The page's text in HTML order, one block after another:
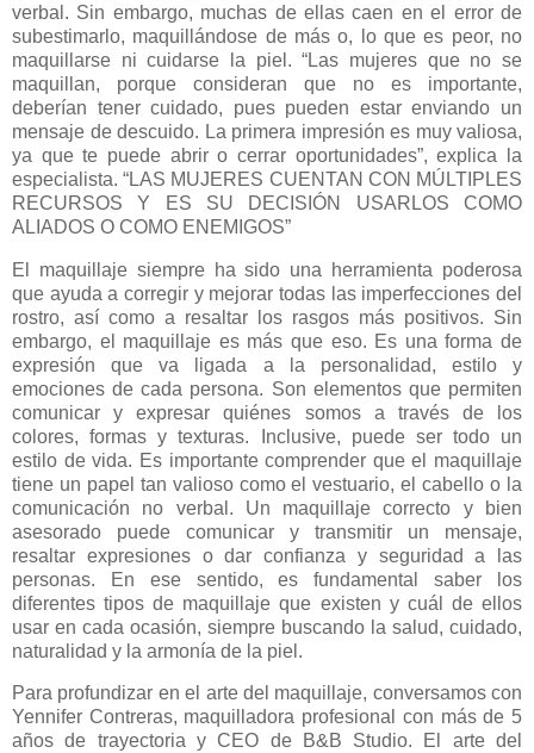
verbal. Sin embargo, muchas de ellas caen en el error de
subestimarlo, maquillándose de más o, lo que es peor, no
maquillarse ni cuidarse la piel. “Las mujeres que no se
maquillan, porque consideran que no es importante,
deberían tener cuidado, pues pueden estar enviando un
mensaje de descuido. La primera impresión es muy valiosa,
ya que te puede abrir o cerrar oportunidades”, explica la
especialista. “LAS MUJERES CUENTAN CON MÚLTIPLES
RECURSOS Y ES SU DECISIÓN USARLOS COMO
ALIADOS O COMO ENEMIGOS”
El maquillaje siempre ha sido una herramienta poderosa
que ayuda a corregir y mejorar todas las imperfecciones del
rostro, así como a resaltar los rasgos más positivos. Sin
embargo, el maquillaje es más que eso. Es una forma de
expresión que va ligada a la personalidad, estilo y
emociones de cada persona. Son elementos que permiten
comunicar y expresar quiénes somos a través de los
colores, formas y texturas. Inclusive, puede ser todo un
estilo de vida. Es importante comprender que el maquillaje
tiene un papel tan valioso como el vestuario, el cabello o la
comunicación no verbal. Un maquillaje correcto y bien
asesorado puede comunicar y transmitir un mensaje,
resaltar expresiones o dar confianza y seguridad a las
personas. En ese sentido, es fundamental saber los
diferentes tipos de maquillaje que existen y cuál de ellos
usar en cada ocasión, siempre buscando la salud, cuidado,
naturalidad y la armonía de la piel.
Para profundizar en el arte del maquillaje, conversamos con
Yennifer Contreras, maquilladora profesional con más de 5
años de trayectoria y CEO de B&B Studio. El arte del